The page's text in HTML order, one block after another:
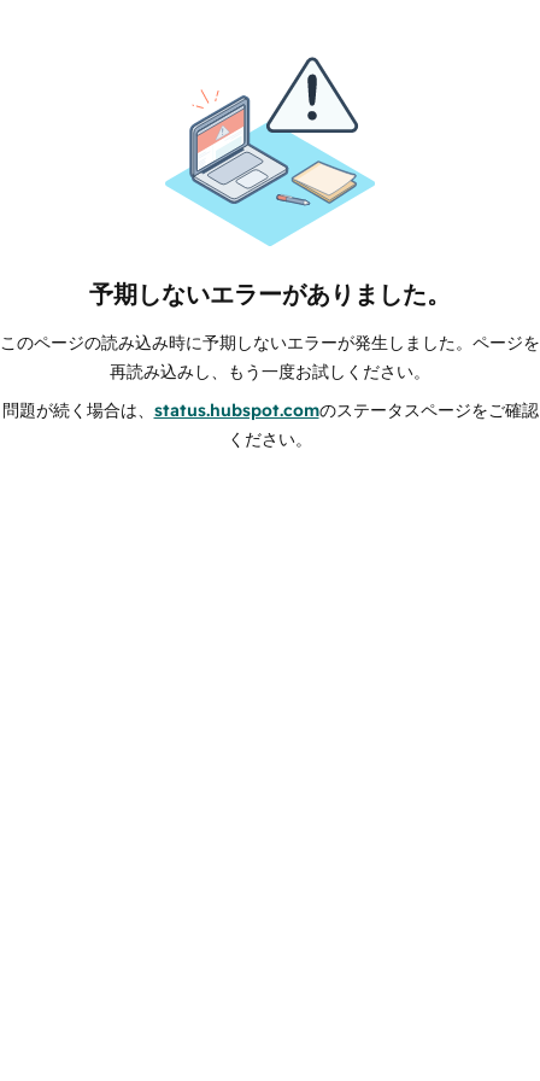
予期しないエラーがありました。
このページの読み込み時に予期しないエラーが発生しました。ページを
再読み込みし、もう一度お試しください。
問題が続く場合は、 status.hubspot.comのステータスページをご確認
ください。